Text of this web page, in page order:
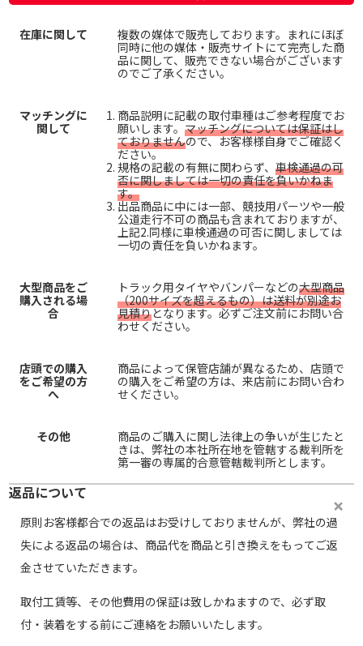
在庫に関して
複数の媒体で販売しております。まれにほぼ
同時に他の媒体・販売サイトにて完売した商
品に関して、販売できない場合がございます
のでご了承ください。
マッチングに
関して
商品説明に記載の取付車種はご参考程度でお
願いします。 マッチングについては保証はし
ておりませんので、お客様様自身でご確認く
ださい。
規格の記載の有無に関わらず、 車検通過の可
否に関しましては一切の責任を負いかねま
す。
出品商品に中には一部、競技用パーツや一般
公道走行不可の商品も含まれておりますが、
上記2.同様に車検通過の可否に関しましては
一切の責任を負いかねます。
大型商品をご
購入される場
合
トラック用タイヤやバンパーなどの大型商品
（200サイズを超えるもの）は送料が別途お
見積りとなります。必ずご注文前にお問い合
わせください。
店頭での購入
をご希望の方
へ
商品によって保管店舗が異なるため、店頭で
の購入をご希望の方は、来店前にお問い合わ
せください。
その他
商品のご購入に関し法律上の争いが生じたと
きは、弊社の本社所在地を管轄する裁判所を
第一審の専属的合意管轄裁判所とします。
返品について
原則お客様都合での返品はお受けしておりませんが、弊社の過
失による返品の場合は、商品代を商品と引き換えをもってご返
金させていただきます。
取付工賃等、その他費用の保証は致しかねますので、必ず取
付・装着をする前にご連絡をお願いいたします。